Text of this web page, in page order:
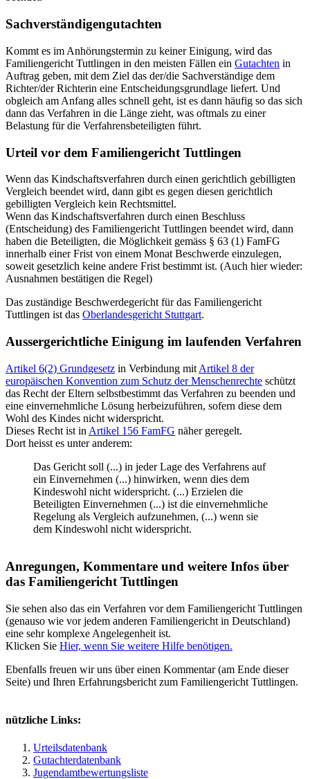
Sachverständigengutachten
Kommt es im Anhörungstermin zu keiner Einigung, wird das
Familiengericht Tuttlingen in den meisten Fällen ein Gutachten in
Auftrag geben, mit dem Ziel das der/die Sachverständige dem
Richter/der Richterin eine Entscheidungsgrundlage liefert. Und
obgleich am Anfang alles schnell geht, ist es dann häufig so das sich
dann das Verfahren in die Länge zieht, was oftmals zu einer
Belastung für die Verfahrensbeteiligten führt.
Urteil vor dem Familiengericht Tuttlingen
Wenn das Kindschaftsverfahren durch einen gerichtlich gebilligten
Vergleich beendet wird, dann gibt es gegen diesen gerichtlich
gebilligten Vergleich kein Rechtsmittel.
Wenn das Kindschaftsverfahren durch einen Beschluss
(Entscheidung) des Familiengericht Tuttlingen beendet wird, dann
haben die Beteiligten, die Möglichkeit gemäss § 63 (1) FamFG
innerhalb einer Frist von einem Monat Beschwerde einzulegen,
soweit gesetzlich keine andere Frist bestimmt ist. (Auch hier wieder:
Ausnahmen bestätigen die Regel)
Das zuständige Beschwerdegericht für das Familiengericht
Tuttlingen ist das Oberlandesgericht Stuttgart.
Aussergerichtliche Einigung im laufenden Verfahren
Artikel 6(2) Grundgesetz in Verbindung mit Artikel 8 der
europäischen Konvention zum Schutz der Menschenrechte schützt
das Recht der Eltern selbstbestimmt das Verfahren zu beenden und
eine einvernehmliche Lösung herbeizuführen, sofern diese dem
Wohl des Kindes nicht widerspricht.
Dieses Recht ist in Artikel 156 FamFG näher geregelt.
Dort heisst es unter anderem:
Das Gericht soll (...) in jeder Lage des Verfahrens auf
ein Einvernehmen (...) hinwirken, wenn dies dem
Kindeswohl nicht widerspricht. (...) Erzielen die
Beteiligten Einvernehmen (...) ist die einvernehmliche
Regelung als Vergleich aufzunehmen, (...) wenn sie
dem Kindeswohl nicht widerspricht.
Anregungen, Kommentare und weitere Infos über
das Familiengericht Tuttlingen
Sie sehen also das ein Verfahren vor dem Familiengericht Tuttlingen
(genauso wie vor jedem anderen Familiengericht in Deutschland)
eine sehr komplexe Angelegenheit ist.
Klicken Sie Hier, wenn Sie weitere Hilfe benötigen.
Ebenfalls freuen wir uns über einen Kommentar (am Ende dieser
Seite) und Ihren Erfahrungsbericht zum Familiengericht Tuttlingen.
nützliche Links:
Urteilsdatenbank
Gutachterdatenbank
Jugendamtbewertungsliste